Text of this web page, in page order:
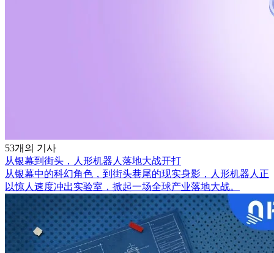
53개의 기사
从银幕到街头，人形机器人落地大战开打
从银幕中的科幻角色，到街头巷尾的现实身影，人形机器人正
以惊人速度冲出实验室，掀起一场全球产业落地大战。